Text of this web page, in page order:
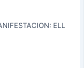
ELL